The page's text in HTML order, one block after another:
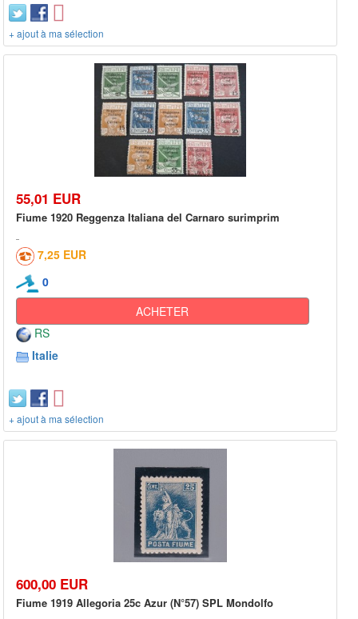
+ ajout à ma sélection
55,01 EUR
Fiume 1920 Reggenza Italiana del Carnaro surimprim
7,25 EUR
0
ACHETER
RS
Italie
+ ajout à ma sélection
600,00 EUR
Fiume 1919 Allegoria 25c Azur (N°57) SPL Mondolfo